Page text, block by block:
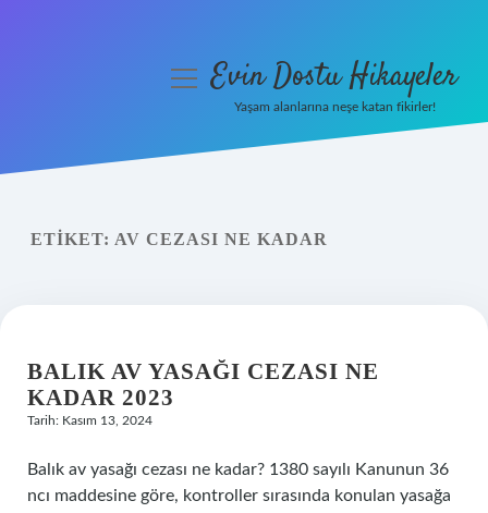
Yasal Uyarı
menüyüEvin Dostu Hikayeler
Yaşam alanlarına neşe katan fikirler!
ETIKET: AV CEZASI NE KADAR
BALIK AV YASAĞI CEZASI NE
KADAR 2023
Tarih: Kasım 13, 2024
Balık av yasağı cezası ne kadar? 1380 sayılı Kanunun 36
ncı maddesine göre, kontroller sırasında konulan yasağa